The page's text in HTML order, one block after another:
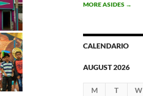
MORE ASIDES →
CALENDARIO
AUGUST 2026
M T W